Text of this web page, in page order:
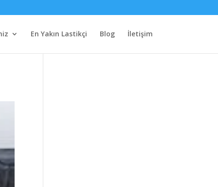
En Yakın Lastikçi Blog İletişim